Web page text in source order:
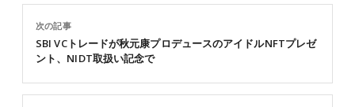
次の記事
SBI VCトレードが秋元康プロデュースのアイドルNFTプレゼ
ント、NIDT取扱い記念で